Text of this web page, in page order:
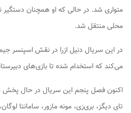
متواری شد. در حالی که او همچنان دستگیر
محلی منتقل شد.
در این سریال دنیل ازرا در نقش اسپنسر
می‌کند که استخدام شده تا بازی‌های
اکنون فصل پنجم این سریال در حال پخش
تای دیگز، بری‌زی، مونه مازور، سامانتا